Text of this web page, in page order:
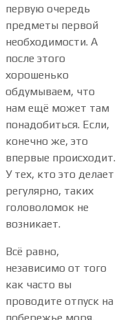
первую очередь
предметы первой
необходимости. А
после этого
хорошенько
обдумываем, что
нам ещё может там
понадобиться. Если,
конечно же, это
впервые происходит.
У тех, кто это делает
регулярно, таких
головоломок не
возникает.
Всё равно,
независимо от того
как часто вы
проводите отпуск на